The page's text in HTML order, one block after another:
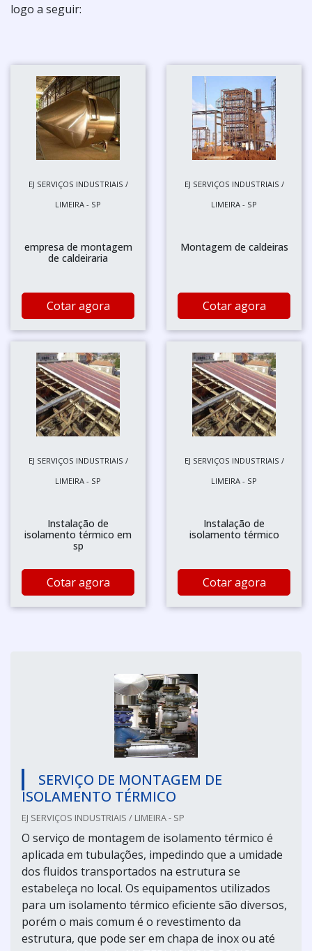
logo a seguir:
EJ SERVIÇOS INDUSTRIAIS /
LIMEIRA - SP
empresa de montagem
de caldeiraria
Cotar agora
EJ SERVIÇOS INDUSTRIAIS /
LIMEIRA - SP
Montagem de caldeiras
Cotar agora
EJ SERVIÇOS INDUSTRIAIS /
LIMEIRA - SP
Instalação de
isolamento térmico em
sp
Cotar agora
EJ SERVIÇOS INDUSTRIAIS /
LIMEIRA - SP
Instalação de
isolamento térmico
Cotar agora
SERVIÇO DE MONTAGEM DE
ISOLAMENTO TÉRMICO
EJ SERVIÇOS INDUSTRIAIS / LIMEIRA - SP
O serviço de montagem de isolamento térmico é
aplicada em tubulações, impedindo que a umidade
dos fluidos transportados na estrutura se
estabeleça no local. Os equipamentos utilizados
para um isolamento térmico eficiente são diversos,
porém o mais comum é o revestimento da
estrutura, que pode ser em chapa de inox ou até